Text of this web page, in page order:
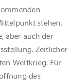
stehen.
aber auch der
Zeitlicher
Weltkrieg. Für
des